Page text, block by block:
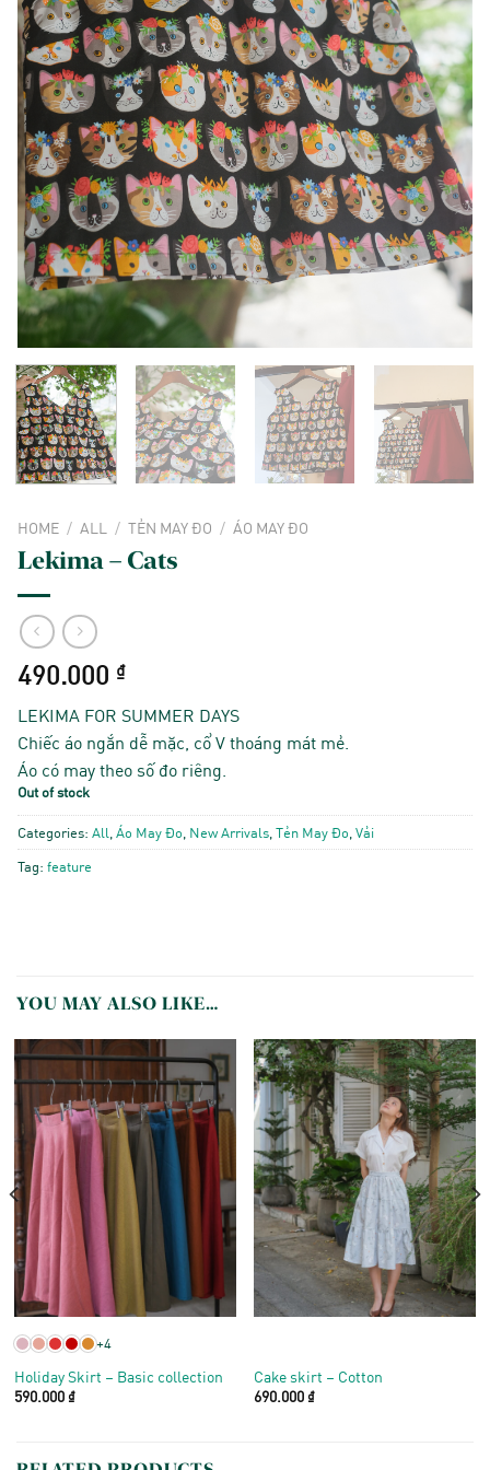
HOME / ALL / TẺN MAY ĐO / ÁO MAY ĐO
Lekima – Cats
490.000 ₫
LEKIMA FOR SUMMER DAYS
Chiếc áo ngắn dễ mặc, cổ V thoáng mát mẻ.
Áo có may theo số đo riêng.
Out of stock
Categories: All,Áo May Đo, New Arrivals,Tẻn May Đo,Vải
Tag: feature
YOU MAY ALSO LIKE…
+4
Holiday Skirt – Basic collection
590.000 ₫
Cake skirt – Cotton
690.000 ₫